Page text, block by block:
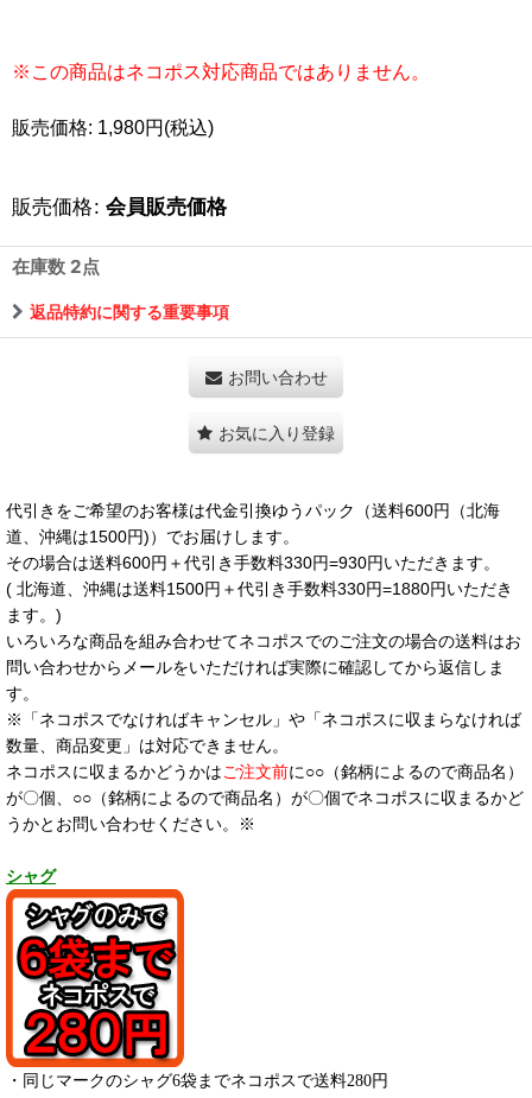
※この商品はネコポス対応商品ではありません。
販売価格: 1,980円(税込)
販売価格: 会員販売価格
在庫数 2点
返品特約に関する重要事項
お問い合わせ
お気に入り登録
代引きをご希望のお客様は代金引換ゆうパック（送料600円（北海
道、沖縄は1500円)）でお届けします。
その場合は送料600円＋代引き手数料330円=930円いただきます。
( 北海道、沖縄は送料1500円＋代引き手数料330円=1880円いただき
ます。)
いろいろな商品を組み合わせてネコポスでのご注文の場合の送料はお
問い合わせからメールをいただければ実際に確認してから返信しま
す。
※「ネコポスでなければキャンセル」や「ネコポスに収まらなければ
数量、商品変更」は対応できません。
ネコポスに収まるかどうかはご注文前に○○（銘柄によるので商品名）
が〇個、○○（銘柄によるので商品名）が〇個でネコポスに収まるかど
うかとお問い合わせください。※
シャグ
・同じマークのシャグ6袋までネコポスで送料280円